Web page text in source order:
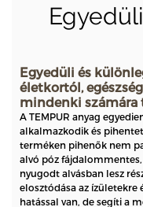
Egyedüli és
életkortól,
mindenki számára
A TEMPUR anyag
alkalmazkodik és
terméken pihenők nem
alvó póz
nyugodt alvásban lesz
elosztódása az ízületekre
hatással van, de segíti a